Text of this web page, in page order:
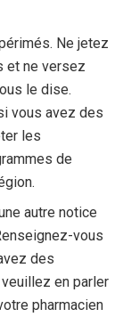
Ne jetez
et ne versez
le dise.
vous avez des
les
de
autre notice
vous
des
en parler
pharmacien